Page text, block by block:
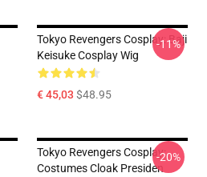
Tokyo Revengers Cosplay: Baji
Keisuke Cosplay Wig
€ 45,03 $48.95
-11%
Tokyo Revengers Cosplay:
Costumes Cloak Presiden
-20%